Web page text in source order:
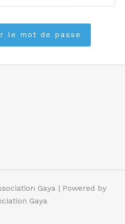
Gaya | Powered by
Gaya